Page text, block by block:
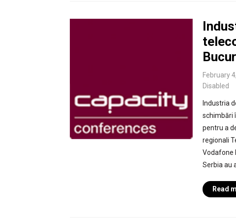
February
Disabled
Industria
schimbări
pentru a
regionali
Vodafone
Serbia au
Read